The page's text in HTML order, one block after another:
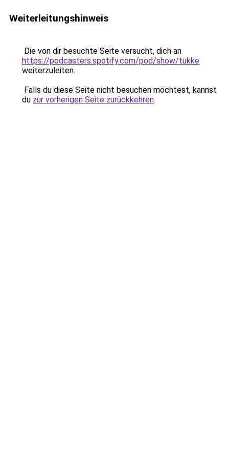
Weiterleitungshinweis
Die von dir besuchte Seite versucht, dich an
https://podcasters.spotify.com/pod/show/tukke
weiterzuleiten.
Falls du diese Seite nicht besuchen möchtest, kannst
du zur vorherigen Seite zurückkehren.